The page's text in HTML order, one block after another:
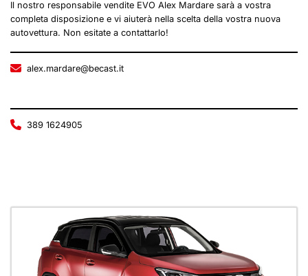
Il nostro responsabile vendite EVO Alex Mardare sarà a vostra
completa disposizione e vi aiuterà nella scelta della vostra nuova
autovettura. Non esitate a contattarlo!
alex.mardare@becast.it
389 1624905